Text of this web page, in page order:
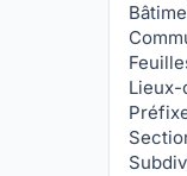
Lieux-